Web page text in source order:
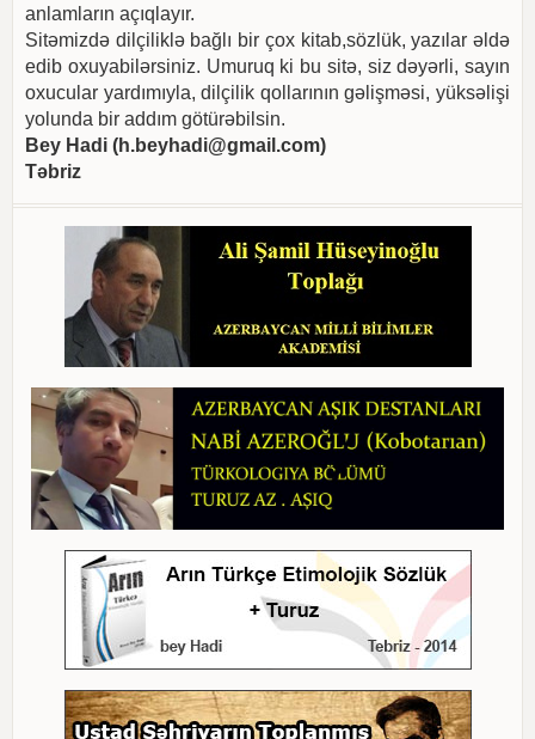
anlamların açıqlayır.
Sitəmizdə dilçiliklə bağlı bir çox kitab,sözlük, yazılar əldə
edib oxuyabilərsiniz. Umuruq ki bu sitə, siz dəyərli, sayın
oxucular yardımıyla, dilçilik qollarının gəlişməsi, yüksəlişi
yolunda bir addım götürəbilsin.
Bey Hadi (h.beyhadi@gmail.com)
Təbriz